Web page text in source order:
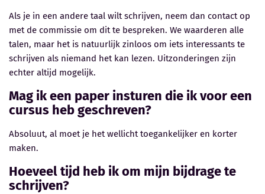
Als je in een andere taal wilt schrijven, neem dan contact op
met de commissie om dit te bespreken. We waarderen alle
talen, maar het is natuurlijk zinloos om iets interessants te
schrijven als niemand het kan lezen. Uitzonderingen zijn
echter altijd mogelijk.
Mag ik een paper insturen die ik voor een
cursus heb geschreven?
Absoluut, al moet je het wellicht toegankelijker en korter
maken.
Hoeveel tijd heb ik om mijn bijdrage te
schrijven?